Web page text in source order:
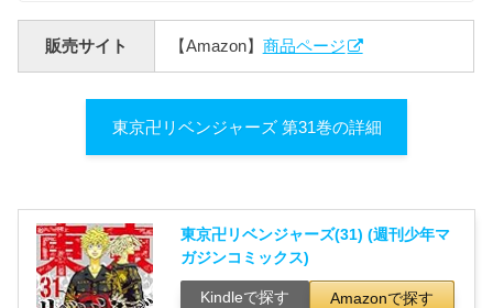
販売サイト 【Amazon】 商品ページ
東京卍リベンジャーズ 第31巻の詳細
東京卍リベンジャーズ(31) (週刊少年マ
ガジンコミックス)
Kindleで探す Amazonで探す